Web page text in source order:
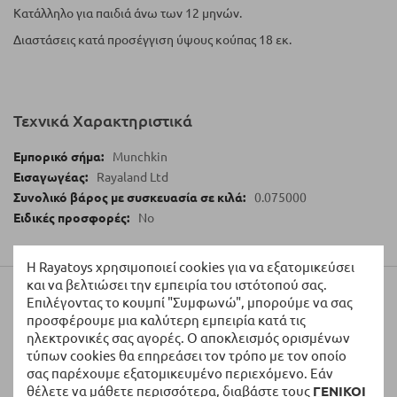
Η Rayatoys χρησιμοποιεί cookies για να εξατομικεύσει
και να βελτιώσει την εμπειρία του ιστότοπού σας.
Επιλέγοντας το κουμπί "Συμφωνώ", μπορούμε να σας
προσφέρουμε μια καλύτερη εμπειρία κατά τις
ηλεκτρονικές σας αγορές. Ο αποκλεισμός ορισμένων
τύπων cookies θα επηρεάσει τον τρόπο με τον οποίο
σας παρέχουμε εξατομικευμένο περιεχόμενο. Εάν
θέλετε να μάθετε περισσότερα, διαβάστε τους ΓΕΝΙΚΟΙ
Κατάλληλο για παιδιά άνω των 12 μηνών.
Διαστάσεις κατά προσέγγιση ύψους κούπας 18 εκ.
Τεχνικά Χαρακτηριστικά
Munchkin
Rayaland Ltd
0.075000
No
Αξιολογήσεις
Γράψτε τη Δική σας Αξιολόγηση:
Η Βαθμολογία σας